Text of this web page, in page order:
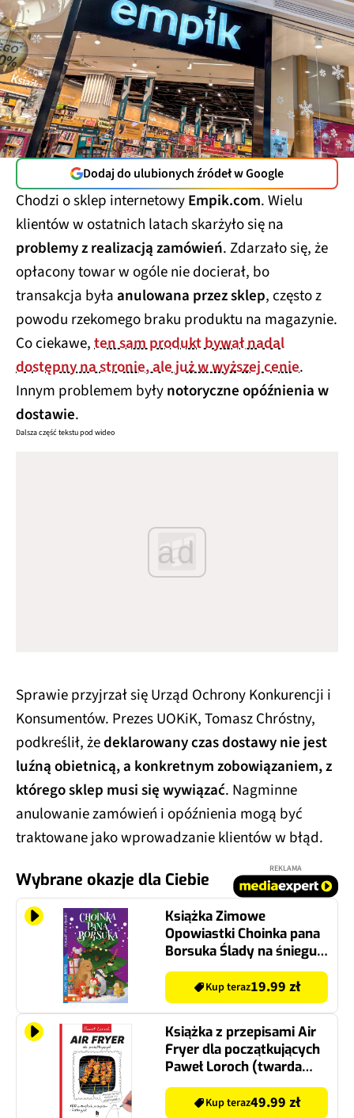
Dodaj do ulubionych źródeł w Google
Chodzi o sklep internetowyEmpik.com. Wielu
klientów w ostatnich latach skarżyło się na
problemy z realizacją zamówień. Zdarzało się, że
opłacony towar w ogóle nie docierał, bo
transakcja byłaanulowana przez sklep, często z
powodu rzekomego braku produktu na magazynie.
Co ciekawe,ten sam produkt bywał nadal
dostępny na stronie, ale już w wyższej cenie.
Innym problemem byłynotoryczne opóźnienia w
dostawie.
Dalsza część tekstu pod wideo
ad
Sprawie przyjrzał się Urząd Ochrony Konkurencji i
Konsumentów. Prezes UOKiK, Tomasz Chróstny,
podkreślił, żedeklarowany czas dostawy nie jest
luźną obietnicą, a konkretnym zobowiązaniem, z
którego sklep musi się wywiązać. Nagminne
anulowanie zamówień i opóźnienia mogą być
traktowane jako wprowadzanie klientów w błąd.
Wybrane okazje dla Ciebie
REKLAMA
Książka Zimowe
Opowiastki Choinka pana
Borsuka Ślady na śniegu
Urszula Pitura (twarda
okładka)Kup teraz19.99 zł
Książka z przepisami Air
Fryer dla początkujących
Paweł Loroch (twarda
okładka)
Kup teraz49.99 zł